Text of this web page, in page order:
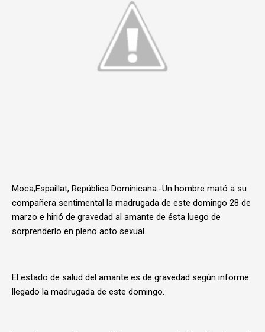
Moca,Espaillat, República Dominicana.-Un hombre mató a su
compañera sentimental la madrugada de este domingo 28 de
marzo e hirió de gravedad al amante de ésta luego de
sorprenderlo en pleno acto sexual.
El estado de salud del amante es de gravedad según informe
llegado la madrugada de este domingo.